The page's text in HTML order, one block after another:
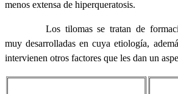
menos extensa de hiperqueratosis.
Los tilomas se tratan de
muy desarrolladas en cuya etiología,
intervienen otros factores que les dan un